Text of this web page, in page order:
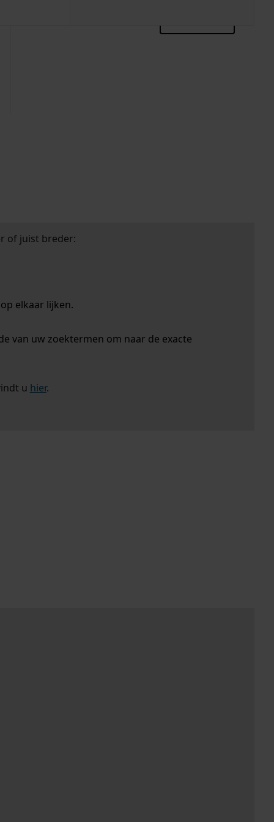
of juist breder:
elkaar lijken.
van uw zoektermen om naar de exacte
u hier.